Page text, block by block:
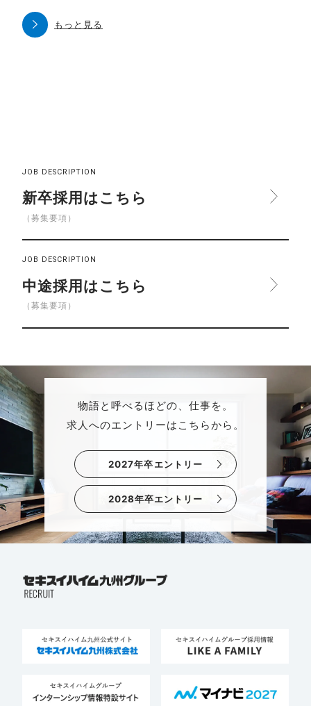
もっと見る
JOB DESCRIPTION
新卒採用はこちら
（募集要項）
JOB DESCRIPTION
中途採用はこちら
（募集要項）
物語と呼べるほどの、仕事を。
求人へのエントリーはこちらから。
2027年卒エントリー
2028年卒エントリー